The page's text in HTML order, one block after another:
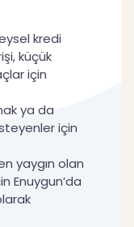
kredi
küçük
için
ya da
için
yaygın olan
Enuygun’da